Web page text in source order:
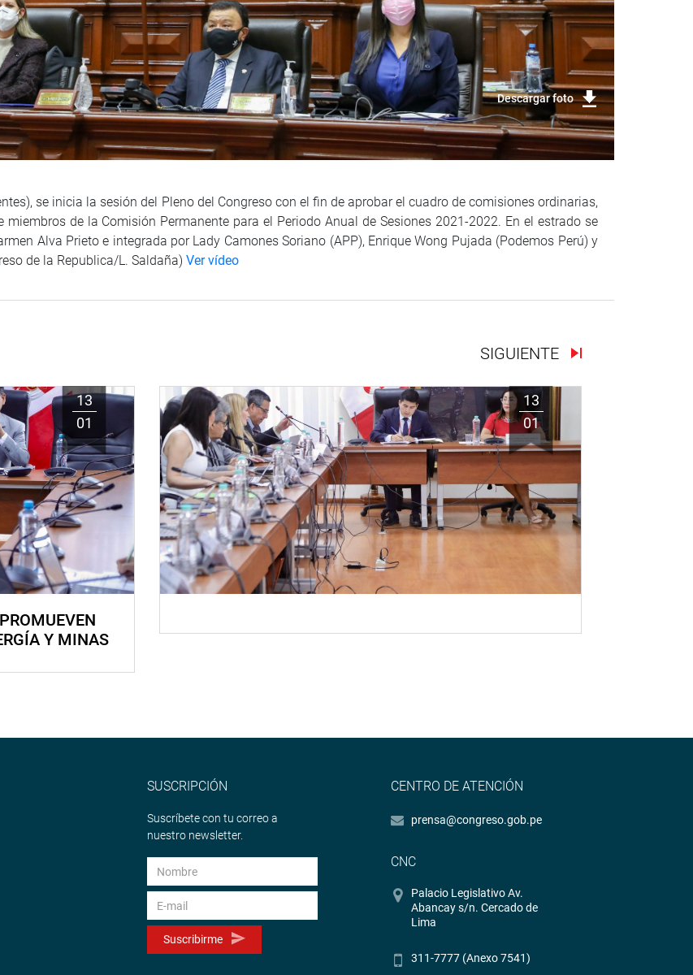
Descargar foto
se inicia la sesión del Pleno del Congreso con el fin de aprobar el cuadro de comisiones ordinarias,
de la Comisión Permanente para el Periodo Anual de Sesiones 2021-2022. En el estrado se
Alva Prieto e integrada por Lady Camones Soriano (APP), Enrique Wong Pujada (Podemos Perú) y
de la Republica/L. Saldaña) Ver vídeo
SIGUIENTE
13
01
Y MINAS
13
01
SUSCRIPCIÓN
Suscríbete con tu correo a
nuestro newsletter.
Suscribirme
CENTRO DE ATENCIÓN
prensa@congreso.gob.pe
CNC
Palacio Legislativo Av.
Abancay s/n. Cercado de
Lima
311-7777 (Anexo 7541)